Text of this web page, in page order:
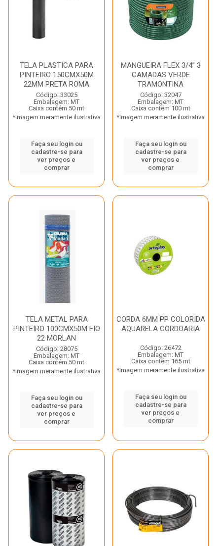
TELA PLASTICA PARA
PINTEIRO 150CMX50M
22MM PRETA ROMA
Código: 33025
Embalagem: MT
Caixa contém 50 mt
*Imagem meramente ilustrativa
Faça seu login ou
cadastre-se para
ver preços e
comprar
MANGUEIRA FLEX 3/4” 3
CAMADAS VERDE
TRAMONTINA
Código: 32047
Embalagem: MT
Caixa contém 100 mt
*Imagem meramente ilustrativa
Faça seu login ou
cadastre-se para
ver preços e
comprar
TELA METAL PARA
PINTEIRO 100CMX50M FIO
22 MORLAN
Código: 28075
Embalagem: MT
Caixa contém 50 mt
*Imagem meramente ilustrativa
Faça seu login ou
cadastre-se para
ver preços e
comprar
CORDA 6MM PP COLORIDA
AQUARELA CORDOARIA
Código: 26472
Embalagem: MT
Caixa contém 165 mt
*Imagem meramente ilustrativa
Faça seu login ou
cadastre-se para
ver preços e
comprar